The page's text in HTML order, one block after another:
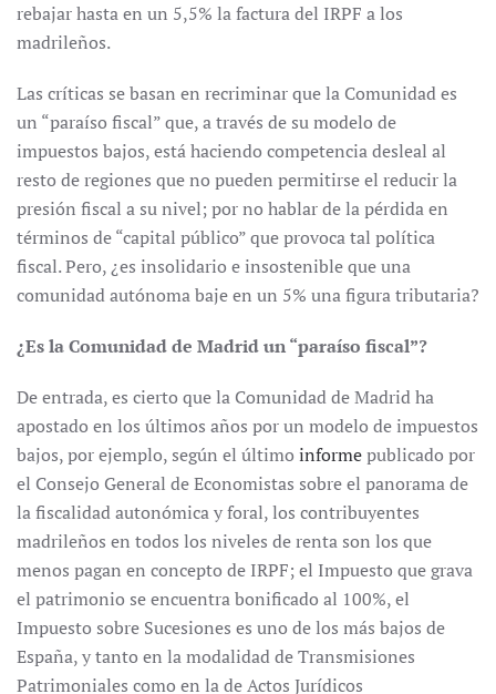
rebajar hasta en un 5,5% la factura del IRPF a los
madrileños.
Las críticas se basan en recriminar que la Comunidad es
un “paraíso fiscal” que, a través de su modelo de
impuestos bajos, está haciendo competencia desleal al
resto de regiones que no pueden permitirse el reducir la
presión fiscal a su nivel; por no hablar de la pérdida en
términos de “capital público” que provoca tal política
fiscal. Pero, ¿es insolidario e insostenible que una
comunidad autónoma baje en un 5% una figura tributaria?
¿Es la Comunidad de Madrid un “paraíso fiscal”?
De entrada, es cierto que la Comunidad de Madrid ha
apostado en los últimos años por un modelo de impuestos
bajos, por ejemplo, según el último informepublicado por
el Consejo General de Economistas sobre el panorama de
la fiscalidad autonómica y foral, los contribuyentes
madrileños en todos los niveles de renta son los que
menos pagan en concepto de IRPF; el Impuesto que grava
el patrimonio se encuentra bonificado al 100%, el
Impuesto sobre Sucesiones es uno de los más bajos de
España, y tanto en la modalidad de Transmisiones
Patrimoniales como en la de Actos Jurídicos